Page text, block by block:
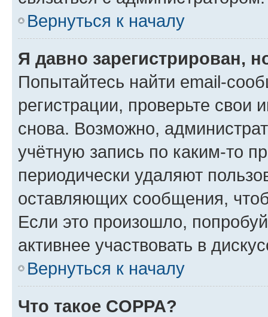
Вернуться к началу
Я давно зарегистрирован,
Попытайтесь найти email-
регистрации, проверьте свои
снова. Возможно,
учётную запись по каким-то
периодически удаляют
оставляющих сообщения,
Если это произошло,
активнее участвовать в
Вернуться к началу
Что такое COPPA?